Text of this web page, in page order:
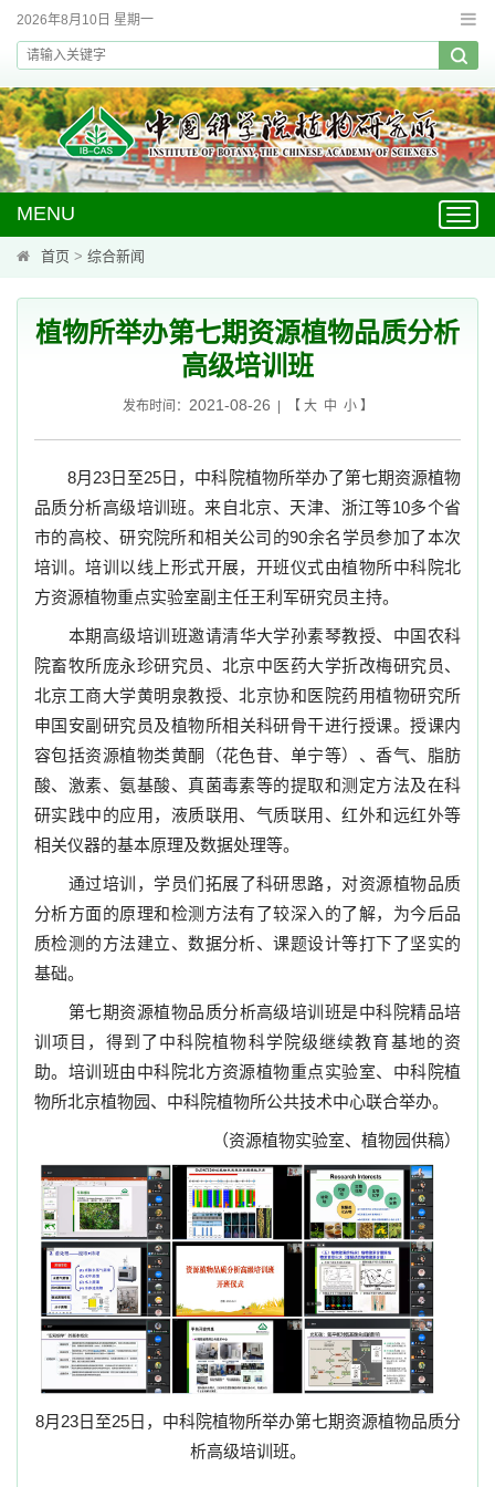
2026年8月10日 星期一
MENU
首页 > 综合新闻
植物所举办第七期资源植物品质分析
高级培训班
发布时间： 2021-08-26 | 【 大 中 小】
8月 23日至25日 ，中科院植物所举办了第七期资源植物
品质分析高级培训班。来自北京、天津、浙江等10多个省
市的高校、研究院所和相关公司的90余名学员参加了本次
培训。培训以线上形式开展，开班仪式由植物所中科院北
方资源植物重点实验室副主任王利军研究员主持。
本期高级培训班邀请清华大学孙素琴教授、中国农科
院畜牧所庞永珍研究员、北京中医药大学折改梅研究员、
北京工商大学黄明泉教授、北京协和医院药用植物研究所
申国安副研究员及植物所相关科研骨干进行授课。授课内
容包括资源植物类黄酮（花色苷、单宁等）、香气、脂肪
酸、激素、氨基酸、真菌毒素等的提取和测定方法及在科
研实践中的应用，液质联用、气质联用、红外和远红外等
相关仪器的基本原理及数据处理等。
通过培训，学员们拓展了科研思路，对资源植物品质
分析方面的原理和检测方法有了较深入的了解，为今后品
质检测的方法建立、数据分析、课题设计等打下了坚实的
基础。
第七期资源植物品质分析高级培训班是中科院精品培
训项目，得到了中科院植物科学院级继续教育基地的资
助。培训班由中科院北方资源植物重点实验室、中科院植
物所北京植物园、中科院植物所公共技术中心联合举办。
（资源植物实验室、植物园供稿）
8月 23日至25日 ，中科院植物所举办第七期资源植物品质分
析高级培训班。